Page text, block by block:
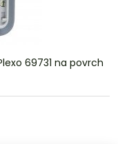
69731 na povrch